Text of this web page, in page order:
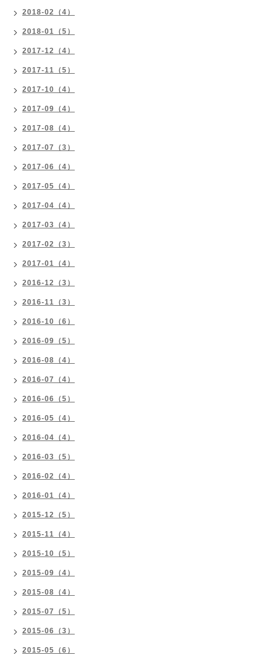
2018-02（4）
2018-01（5）
2017-12（4）
2017-11（5）
2017-10（4）
2017-09（4）
2017-08（4）
2017-07（3）
2017-06（4）
2017-05（4）
2017-04（4）
2017-03（4）
2017-02（3）
2017-01（4）
2016-12（3）
2016-11（3）
2016-10（6）
2016-09（5）
2016-08（4）
2016-07（4）
2016-06（5）
2016-05（4）
2016-04（4）
2016-03（5）
2016-02（4）
2016-01（4）
2015-12（5）
2015-11（4）
2015-10（5）
2015-09（4）
2015-08（4）
2015-07（5）
2015-06（3）
2015-05（6）